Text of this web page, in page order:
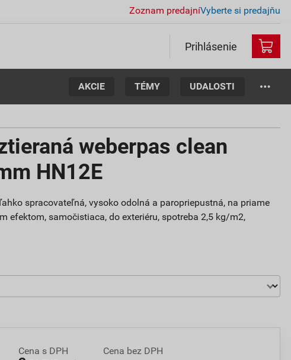
Zoznam predajníVyberte si predajňu
Prihlásenie
AKCIE TÉMY UDALOSTI
weberpas clean
HN12E
spracovateľná, vysoko odolná a paropriepustná, na priame
efektom, samočistiaca, do exteriéru, spotreba 2,5 kg/m2,
Cena s DPH
Cena bez DPH